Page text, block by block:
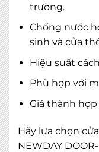
trường.
Chống nước
sinh và cửa
Hiệu suất
Phù hợp với
Giá thành hợp
Hãy lựa chọn
NEWDAY